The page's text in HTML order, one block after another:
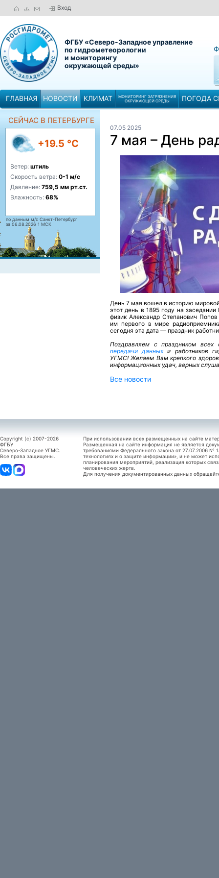
Вход
ФГБУ «Северо-Западное управление
по гидрометеорологии
и мониторингу
окружающей среды»
ГЛАВНАЯ НОВОСТИ КЛИМАТ
МОНИТОРИНГ ЗАГРЯЗНЕНИЯ
ОКРУЖАЮЩЕЙ СРЕДЫ
ПОГОДА
СЕЙЧАС В ПЕТЕРБУРГЕ
+19.5 °C
Ветер: штиль
Скорость ветра: 0-1 м/с
Давление: 759,5 мм рт.ст.
Влажность: 68%
по данным м/с Санкт-Петербург
за 06.08.2026 1 МСК
07.05 2025
7 мая – День
День 7 мая вошел в историю
этот день в 1895 году на
физик Александр Степанович
им первого в мире
сегодня эта дата — праздник
Поздравляем с праздником всех
передачи данныхи работников
УГМС! Желаем Вам крепкого
информационных удач, верных
Все новости
Copyright (c) 2007-2026
ФГБУ
Северо-Западное УГМС.
Все права защищены.
При использовании всех размещенных на сайте
Размещенная на сайте информация не является
требованиями Федерального закона от 27.07.2006
технологиях и о защите информации», и не может
планирования мероприятий, реализация которых
человеческих жертв.
Для получения документированных данных